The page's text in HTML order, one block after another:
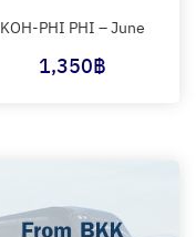
KOH-PHI PHI – June
1,350฿